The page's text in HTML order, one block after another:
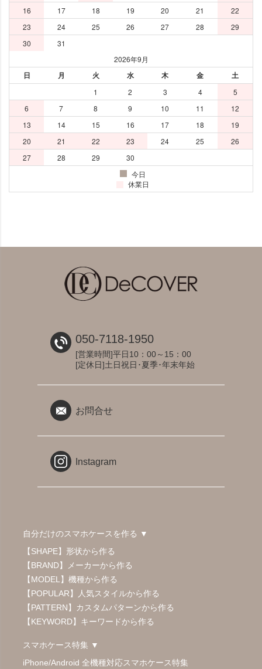
050-7118-1950
[営業時間]平日10：00～15：00
[定休日]土日祝日･夏季･年末年始
お問合せ
Instagram
自分だけのスマホケースを作る ▼
【SHAPE】形状から作る
【BRAND】メーカーから作る
【MODEL】機種から作る
【POPULAR】人気スタイルから作る
【PATTERN】カスタムパターンから作る
【KEYWORD】キーワードから作る
スマホケース特集 ▼
iPhone/Android 全機種対応スマホケース特集